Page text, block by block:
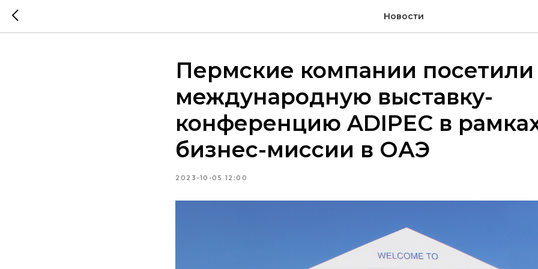
Новости
Пермские компании посетили
международную выставку-
конференцию ADIPEC в
бизнес-миссии в ОАЭ
2023-10-05 12:00